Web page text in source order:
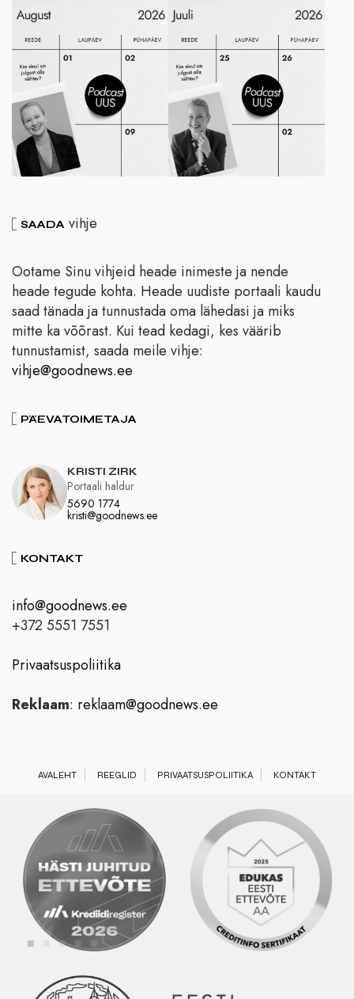
SAADA vihje
Ootame Sinu vihjeid heade inimeste ja nende
heade tegude kohta. Heade uudiste portaali kaudu
saad tänada ja tunnustada oma lähedasi ja miks
mitte ka võõrast. Kui tead kedagi, kes väärib
tunnustamist, saada meile vihje:
vihje@goodnews.ee
PÄEVATOIMETAJA
KRISTI ZIRK
5690 1774
kristi@goodnews.ee
Portaali haldur
KONTAKT
info@goodnews.ee
+372 5551 7551
Privaatsuspoliitika
Reklaam: reklaam@goodnews.ee
AVALEHT REEGLID PRIVAATSUSPOLIITIKA KONTAKT